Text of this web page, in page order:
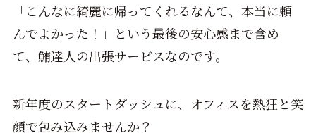
「こんなに綺麗に帰ってくれるなんて、本当に頼
んでよかった！」という最後の安心感まで含め
て、鮪達人の出張サービスなのです。
新年度のスタートダッシュに、オフィスを熱狂と笑
顔で包み込みませんか？